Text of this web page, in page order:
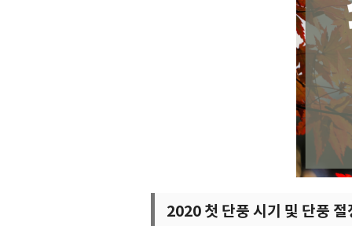
2020 첫 단풍 시기 및 단풍 절